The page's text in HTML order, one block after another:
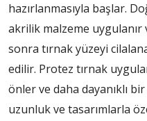
hazırlanmasıyla başlar.
akrilik malzeme
sonra tırnak yüzeyi
edilir. Protez tırnak
önler ve daha dayanıklı
uzunluk ve tasarımlarla